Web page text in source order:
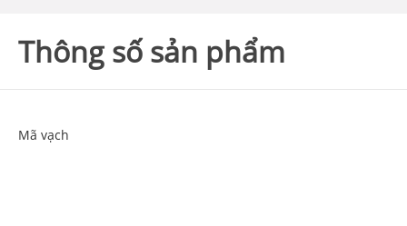
Thông số sản phẩm
Mã vạch